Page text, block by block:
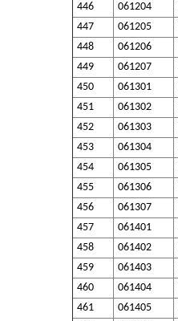
446
061204
447
061205
448
061206
449
061207
450
061301
451
061302
452
061303
453
061304
454
061305
455
061306
456
061307
457
061401
458
061402
459
061403
460
061404
461
061405